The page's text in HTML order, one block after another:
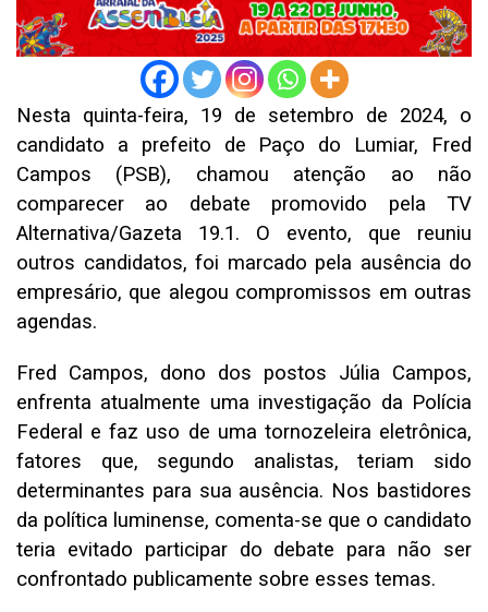
Nesta quinta-feira, 19 de setembro de 2024, o
candidato a prefeito de Paço do Lumiar, Fred
Campos (PSB), chamou atenção ao não
comparecer ao debate promovido pela TV
Alternativa/Gazeta 19.1. O evento, que reuniu
outros candidatos, foi marcado pela ausência do
empresário, que alegou compromissos em outras
agendas.
Fred Campos, dono dos postos Júlia Campos,
enfrenta atualmente uma investigação da Polícia
Federal e faz uso de uma tornozeleira eletrônica,
fatores que, segundo analistas, teriam sido
determinantes para sua ausência. Nos bastidores
da política luminense, comenta-se que o candidato
teria evitado participar do debate para não ser
confrontado publicamente sobre esses temas.